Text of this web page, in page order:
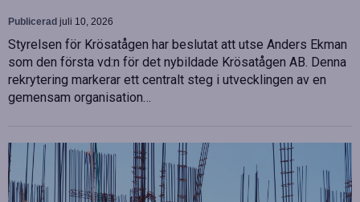
Publicerad juli 10, 2026
Styrelsen för Krösatågen har beslutat att utse Anders Ekman
som den första vd:n för det nybildade Krösatågen AB. Denna
rekrytering markerar ett centralt steg i utvecklingen av en
gemensam organisation…